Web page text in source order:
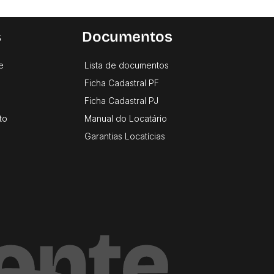
Documentos
Lista de documentos
Ficha Cadastral PF
Ficha Cadastral PJ
Manual do Locatário
Garantias Locatícias